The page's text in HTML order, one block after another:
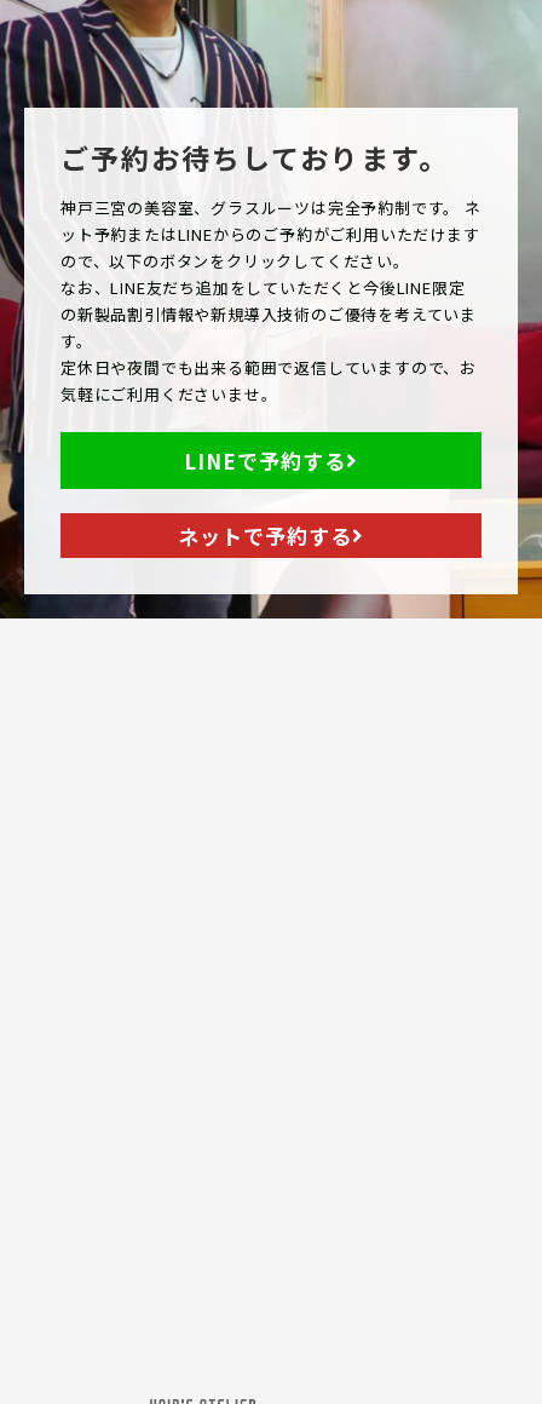
ご予約お待ちしております。
神戸三宮の美容室、グラスルーツは完全予約制です。 ネ
ット予約またはLINEからのご予約がご利用いただけます
ので、以下のボタンをクリックしてください。
なお、LINE友だち追加をしていただくと今後LINE限定
の新製品割引情報や新規導入技術のご優待を考えていま
す。
定休日や夜間でも出来る範囲で返信していますので、お
気軽にご利用くださいませ。
LINEで予約する
ネットで予約する